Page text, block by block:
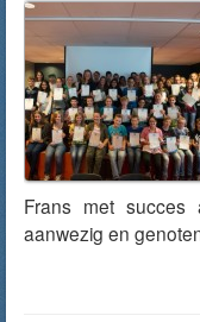
Frans met succes
aanwezig en